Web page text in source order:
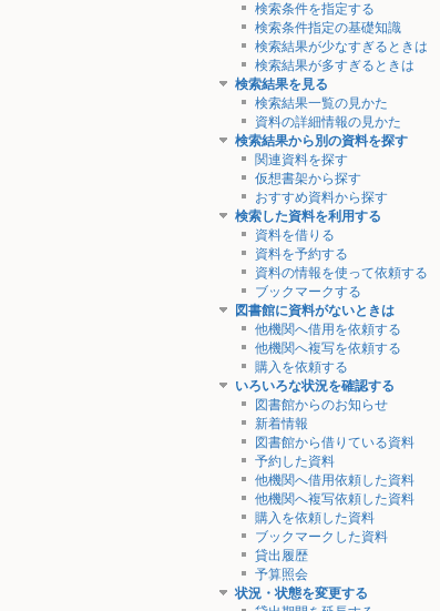
検索条件を指定する
検索条件指定の基礎知識
検索結果が少なすぎるときは
検索結果が多すぎるときは
検索結果を見る
検索結果一覧の見かた
資料の詳細情報の見かた
検索結果から別の資料を探す
関連資料を探す
仮想書架から探す
おすすめ資料から探す
検索した資料を利用する
資料を借りる
資料を予約する
資料の情報を使って依頼する
ブックマークする
図書館に資料がないときは
他機関へ借用を依頼する
他機関へ複写を依頼する
購入を依頼する
いろいろな状況を確認する
図書館からのお知らせ
新着情報
図書館から借りている資料
予約した資料
他機関へ借用依頼した資料
他機関へ複写依頼した資料
購入を依頼した資料
ブックマークした資料
貸出履歴
予算照会
状況・状態を変更する